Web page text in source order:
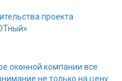
проекта
оконной компании все
не только на цену